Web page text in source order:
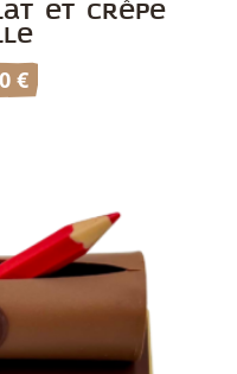
et crêpe
€